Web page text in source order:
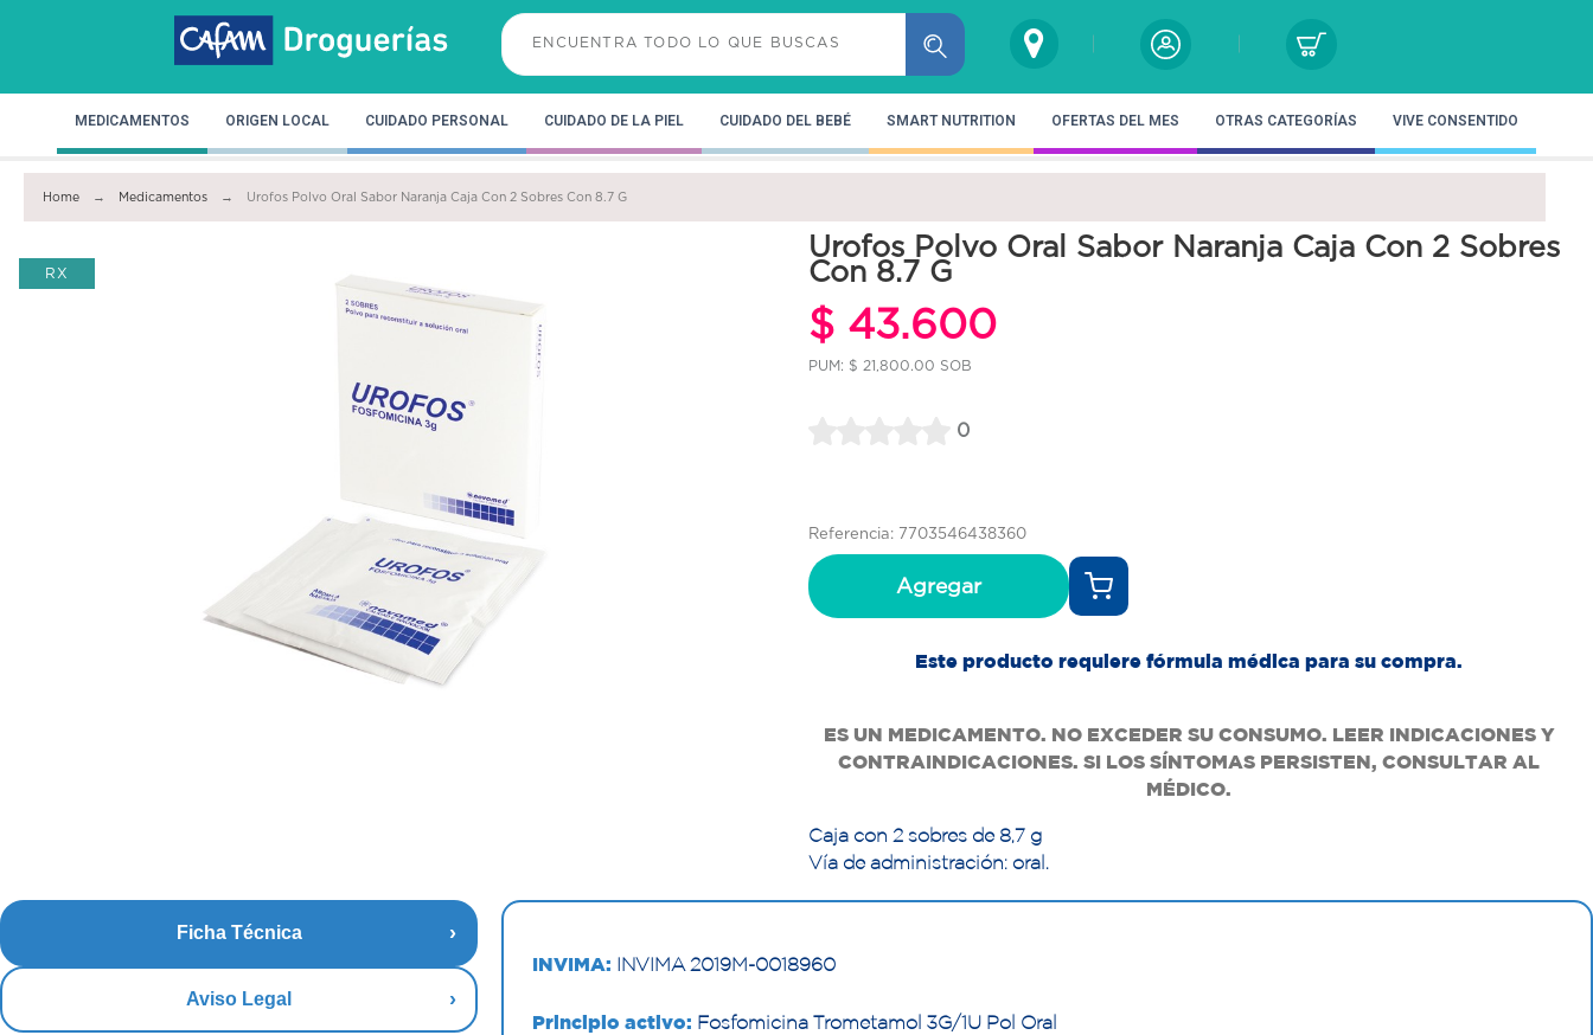
MEDICAMENTOS ORIGEN LOCAL CUIDADO PERSONAL CUIDADO DE LA PIEL CUIDADO DEL BEBÉ SMART NUTRITION OFERTAS DEL MES OTRAS CATEGORÍAS VIVE CONSENTIDO
Home Medicamentos Urofos Polvo Oral Sabor Naranja Caja Con 2 Sobres Con 8.7 G
RX
Urofos Polvo Oral Sabor Naranja Caja Con 2 Sobres
Con 8.7 G
$ 43.600
PUM: $ 21,800.00 SOB
0
Referencia: 7703546438360
Agregar
Este producto requiere fórmula médica para su compra.
ES UN MEDICAMENTO. NO EXCEDER SU CONSUMO. LEER INDICACIONES Y
CONTRAINDICACIONES. SI LOS SÍNTOMAS PERSISTEN, CONSULTAR AL
MÉDICO.
Caja con 2 sobres de 8,7 g
Vía de administración: oral.
Ficha Técnica
Aviso Legal
INVIMA: INVIMA 2019M-0018960
Principio activo: Fosfomicina Trometamol 3G/1U Pol Oral